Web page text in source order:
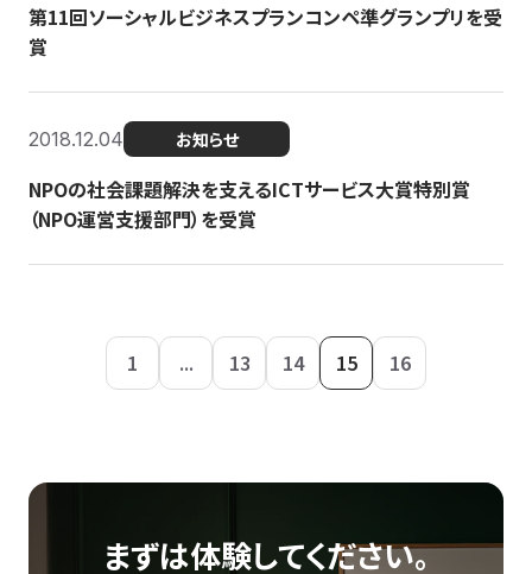
第11回ソーシャルビジネスプランコンペ準グランプリを受
賞
2018.12.04 お知らせ
NPOの社会課題解決を支えるICTサービス大賞特別賞
（NPO運営支援部門）を受賞
1 ... 13 14 15 16
まずは体験してください。